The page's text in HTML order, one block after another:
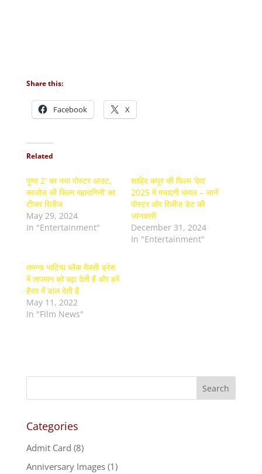
Share this:
Facebook X
Related
पुष्पा 2′ का नया पोस्टर आउट,
काजोल की फिल्म महारागिनी’ का
टीजर रिलीज
May 29, 2024
In "Entertainment"
शाहिद कपूर की फिल्म ‘देवा’
2025 में मचाएगी धमाल – जानें
पोस्टर और रिलीज डेट की
जानकारी
December 31, 2024
In "Entertainment"
तमन्ना भाटिया ब्लैक मैक्सी ड्रेस
में तापमान को बढ़ा देती हैं और हमें
हैरत में डाल देती हैं
May 11, 2022
In "Film News"
Categories
Admit Card (8)
Anniversary Images(1)